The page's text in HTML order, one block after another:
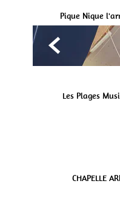
Pique Nique

Les Plages
CHAPELLE